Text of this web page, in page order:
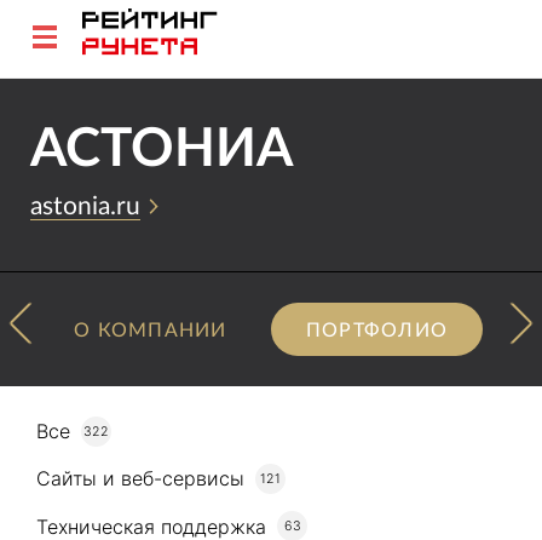
АСТОНИА
astonia.ru
О КОМПАНИИ ПОРТФОЛИО
Все 322
Сайты и веб-сервисы 121
Техническая поддержка 63